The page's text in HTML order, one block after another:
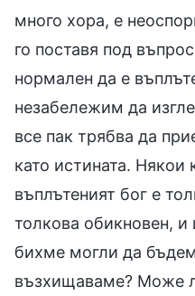
много хора, е
го поставя под
нормален да е
незабележим да
все пак трябва да
като истината. Някои
въплътеният бог е
толкова обикновен,
бихме могли да
възхищаваме? Може